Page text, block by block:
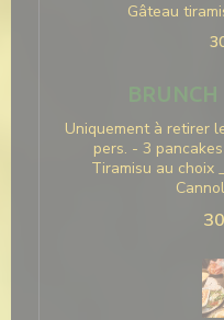
Gâteau
Uniquement à retirer
pers. - 3
Tiramisu au choix